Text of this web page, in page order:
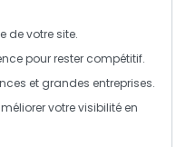
de votre site.
pour rester compétitif.
et grandes entreprises.
votre visibilité en